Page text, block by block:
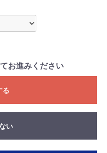
お進みください
る
い